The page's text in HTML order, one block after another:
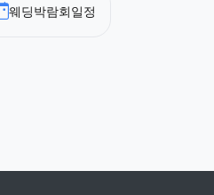
웨딩박람회일정